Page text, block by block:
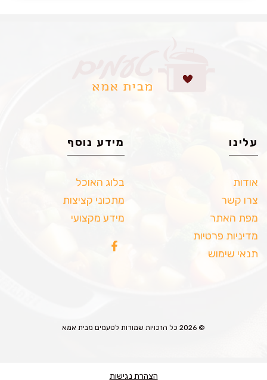
עלינו
אודות
צרו קשר
מפת האתר
מדיניות פרטיות
תנאי שימוש
מידע נוסף
בלוג האוכל
מתכוני קציצות
מידע מקצועי
© 2026 כל הזכויות שמורות לטעמים מבית אמא
הצהרת נגישות